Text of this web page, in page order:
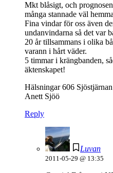
Mkt blåsigt, och
många stannade väl
Fina vindar för oss även
undanvindarna så det var
20 år tillsammans i olika
varann i hårt väder.
5 timmar i krängbanden,
äktenskapet!
Hälsningar 606 Sjöstjärnan
Anett Sjöö
Reply
Luvan
2011-05-29 @ 13:35